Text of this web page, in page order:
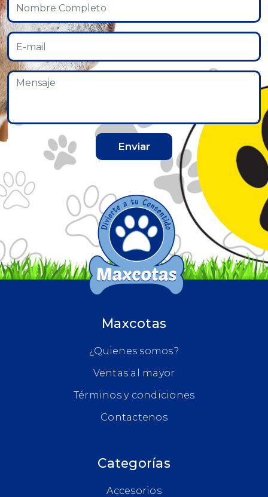
Enviar
Maxcotas
¿Quienes somos?
Ventas al mayor
Términos y condiciones
Contactenos
Categorías
Accesorios